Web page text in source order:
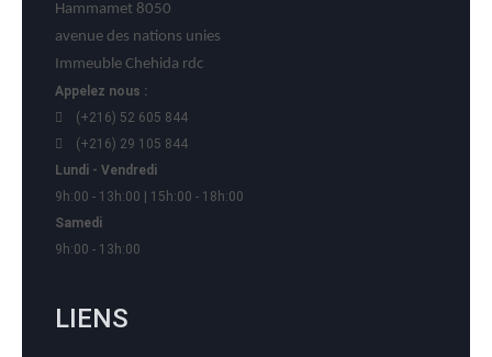
Hammamet 8050
avenue des nations unies
Immeuble Chehida rdc
Appelez nous :
(+216) 52 605 844
(+216) 29 105 844
Lundi - Vendredi
9h:00 - 13h:00 | 15h:00 - 18h:00
Samedi
9h:00 - 13h:00
LIENS